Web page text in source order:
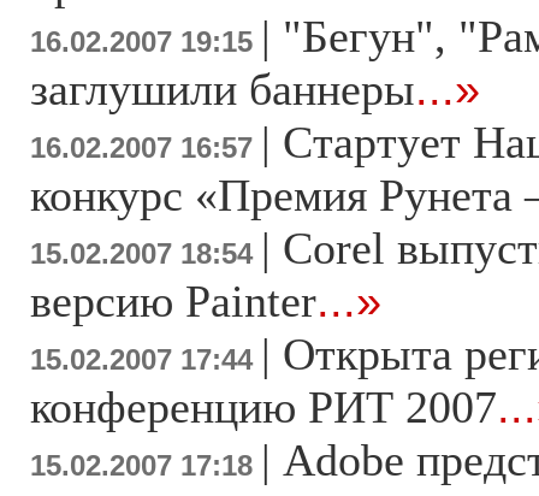
16.02.2007 19:15 | "Бегун",
заглушили баннеры...»
16.02.2007 16:57 | Стартует
конкурс «Премия Рунета
15.02.2007 18:54 | Corel
версию Painter...»
15.02.2007 17:44 | Открыта
конференцию РИТ 2007
15.02.2007 17:18 | Adobe